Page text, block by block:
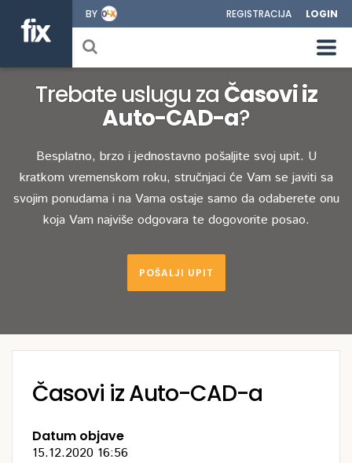
BY REGISTRACIJA LOGIN
Trebate uslugu za Časovi iz
Auto-CAD-a?
Besplatno, brzo i jednostavno pošaljite svoj upit. U
kratkom vremenskom roku, stručnjaci će Vam se javiti sa
svojim ponudama i na Vama ostaje samo da odaberete onu
koja Vam najviše odgovara te dogovorite posao.
POŠALJI UPIT
Časovi iz Auto-CAD-a
Datum objave
15.12.2020 16:56